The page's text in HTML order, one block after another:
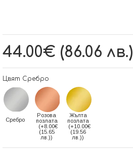
44.00€ (86.06 лв.)
Цвят Сребро
Сребро
Розова
позлата
(+8.00€
(15.65
лв.))
Жълта
позлата
(+10.00€
(19.56
лв.))